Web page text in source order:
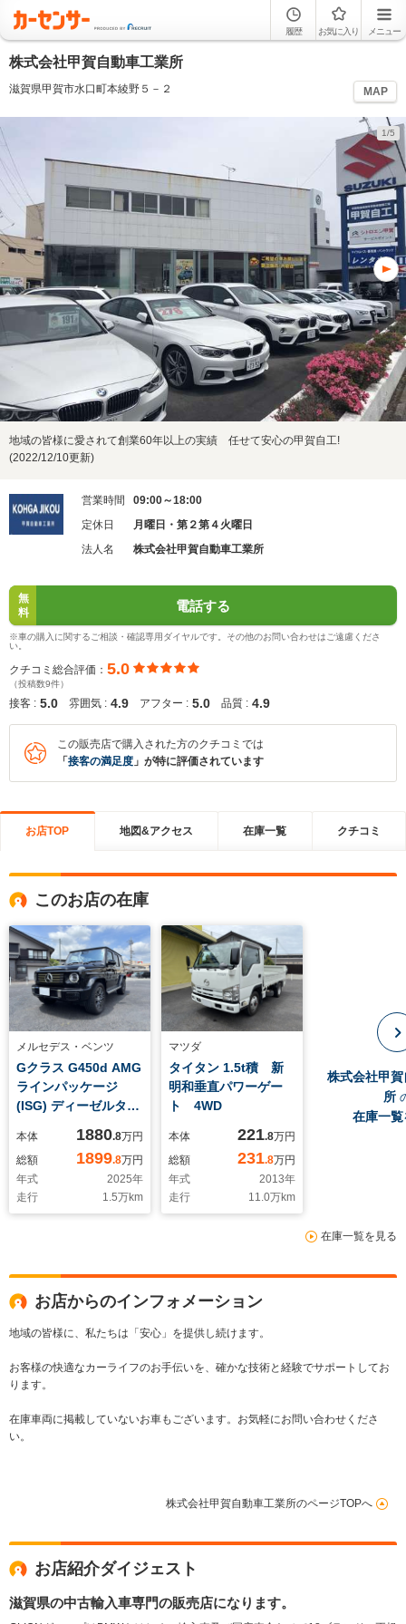
履歴 お気に入り メニュー
株式会社甲賀自動車工業所
滋賀県甲賀市水口町本綾野５－２ MAP
1/5
地域の皆様に愛されて創業60年以上の実績 任せて安心の甲賀自工!
(2022/12/10更新)
営業時間
09:00～18:00
定休日
月曜日・第２第４火曜日
法人名
株式会社甲賀自動車工業所
無
料
電話する
※車の購入に関するご相談・確認専用ダイヤルです。その他のお問い合わせはご遠慮くださ
い。
クチコミ総合評価： 5.0
（投稿数9件）
接客 : 5.0 雰囲気 : 4.9 アフター : 5.0 品質 : 4.9
この販売店で購入された方のクチコミでは
「 接客の満足度 」が特に評価されています
お店TOP 地図&アクセス 在庫一覧 クチコミ
このお店の在庫
メルセデス・ベンツ
Gクラス G450d AMG
ラインパッケージ
(ISG) ディーゼルター
人ワンオーナー サン
ルーフ ブラックレザ
ーシート ブルメスタ
ーサウンド
本体 1880.8万円
総額
1899.8万円
年式
2025年
走行
1.5万km
マツダ
タイタン 1.5t積 新
明和垂直パワーゲー
ト 4WD
本体 221.8万円
総額
231.8万円
年式
2013年
走行
11.0万km
株式会社甲
所
在庫一
在庫一覧を見る
お店からのインフォメーション
地域の皆様に、私たちは「安心」を提供し続けます。
お客様の快適なカーライフのお手伝いを、確かな技術と経験でサポートしてお
ります。
在庫車両に掲載していないお車もございます。お気軽にお問い合わせくださ
い。
株式会社甲賀自動車工業所のページTOPへ
お店紹介ダイジェスト
滋賀県の中古輸入車専門の販売店になります。